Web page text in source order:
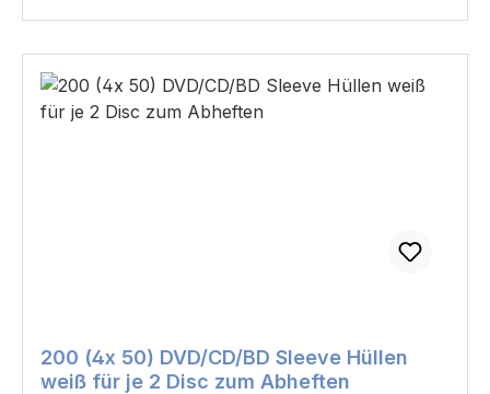
200 (4x 50) DVD/CD/BD Sleeve Hüllen
weiß für je 2 Disc zum Abheften